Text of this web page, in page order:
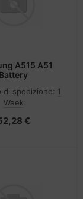
A515 A51
Battery
di spedizione: 1
Week
€